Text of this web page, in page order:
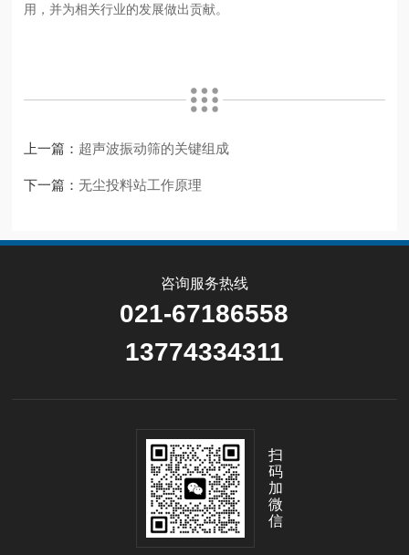
用，并为相关行业的发展做出贡献。
上一篇： 超声波振动筛的关键组成
下一篇：无尘投料站工作原理
咨询服务热线
021-67186558
13774334311
扫
码
加
微
信